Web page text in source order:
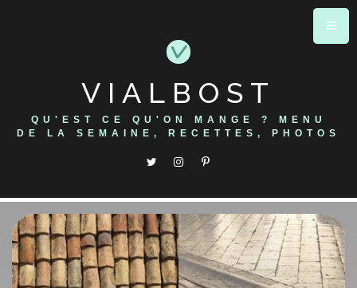
VIALBOST
QU'EST CE QU'ON MANGE ? MENU
DE LA SEMAINE, RECETTES, PHOTOS